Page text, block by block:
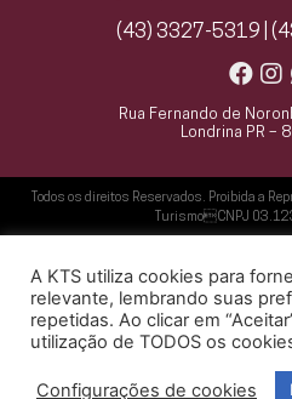
(43) 3327-5319 |
Rua Fernando de
Londrina PR –
Todos os direitos Reservados. Proibida a
TurismoCNPJ
Agência
A KTS utiliza cookies para
relevante, lembrando suas
repetidas. Ao clicar em
utilização de TODOS os
Configurações de cookies